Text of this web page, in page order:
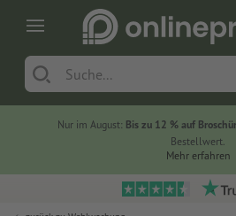
Nur im August: Bis zu 12 % auf
Bestellwert.
Mehr erfahren